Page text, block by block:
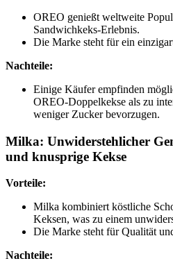
OREO genießt weltweite
Sandwichkeks-Erlebnis.
Die Marke steht für ein
Nachteile:
Einige Käufer empfinden
OREO-Doppelkekse als zu
weniger Zucker bevorzugen.
Milka: Unwiderstehlicher
und knusprige Kekse
Vorteile:
Milka kombiniert köstliche
Keksen, was zu einem
Die Marke steht für Qualität
Nachteile: